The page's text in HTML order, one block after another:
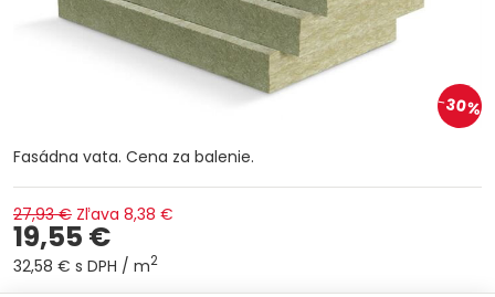
30%
Fasádna vata. Cena za balenie.
27,93 € Zľava 8,38 €
19,55 €
32,58 € s DPH / m2